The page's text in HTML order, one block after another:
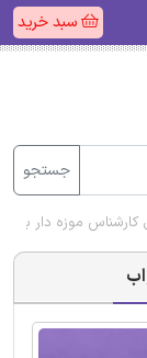
سبد خرید
جستجو
موزه دار با